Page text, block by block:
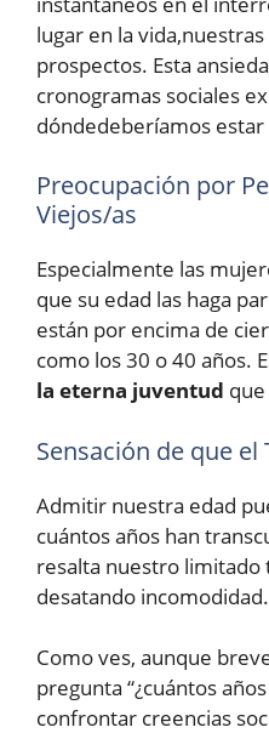
lugar en la
prospectos. Esta
cronogramas sociales
dóndedeberíamos estar
Preocupación por
Viejos/as
Especialmente las
que su edad las haga
están por encima de
como los 30 o 40 años.
la eterna juventud
Sensación de que
Admitir nuestra edad
cuántos años han
resalta nuestro limitado
desatando incomodidad.
Como ves, aunque
pregunta “¿cuántos
confrontar creencias